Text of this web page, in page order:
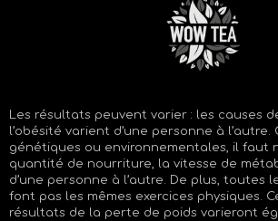
Les résultats peuvent varier : les causes
l’obésité varient d’une personne à l’autre.
génétiques ou environnementales, il faut
quantité de nourriture, la vitesse de
d’une personne à l’autre. De plus, toutes
font pas les mêmes exercices physiques.
résultats de la perte de poids varieront